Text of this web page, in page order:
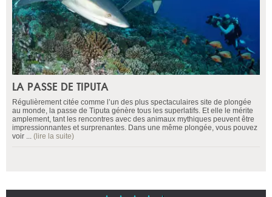
LA PASSE DE TIPUTA
Régulièrement citée comme l’un des plus spectaculaires site de plongée
au monde, la passe de Tiputa génère tous les superlatifs. Et elle le mérite
amplement, tant les rencontres avec des animaux mythiques peuvent être
impressionnantes et surprenantes. Dans une même plongée, vous pouvez
voir ... (lire la suite)